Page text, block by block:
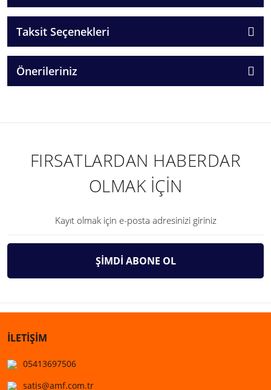
Taksit Seçenekleri
Önerileriniz
FIRSATLARDAN HABERDAR
OLMAK İÇİN
ŞİMDİ ABONE OL
İLETİŞİM
05413697506
satis@amf.com.tr